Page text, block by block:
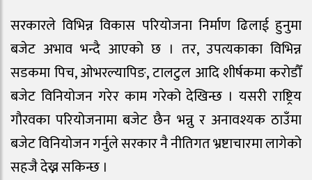
सरकारले विभिन्न विकास परियोजना निर्माण ढिलाई हुनुमा
बजेट अभाव भन्दै आएको छ । तर, उपत्यकाका विभिन्न
सडकमा पिच, ओभरल्यापिङ, टालटुल आदि शीर्षकमा करोडौँ
बजेट विनियोजन गरेर काम गरेको देखिन्छ । यसरी राष्ट्रिय
गौरवका परियोजनामा बजेट छैन भन्नु र अनावश्यक ठाउँमा
बजेट विनियोजन गर्नुले सरकार नै नीतिगत भ्रष्टाचारमा लागेको
सहजै देख्न सकिन्छ ।